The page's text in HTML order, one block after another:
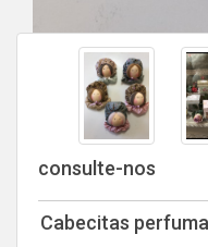
consulte-nos
Cabecitas